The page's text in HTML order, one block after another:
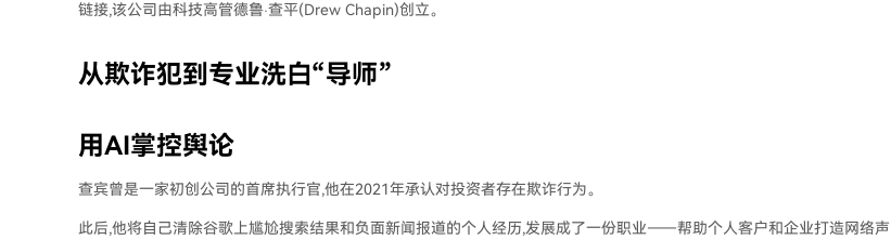
链接,该公司由科技高管德鲁·查平(Drew Chapin)创立。
从欺诈犯到专业洗白“导师”
用AI掌控舆论
查宾曾是一家初创公司的首席执行官,他在2021年承认对投资者存在欺诈行为。
此后,他将自己清除谷歌上尴尬搜索结果和负面新闻报道的个人经历,发展成了一份职业——帮助个人客户和企业打造网络声